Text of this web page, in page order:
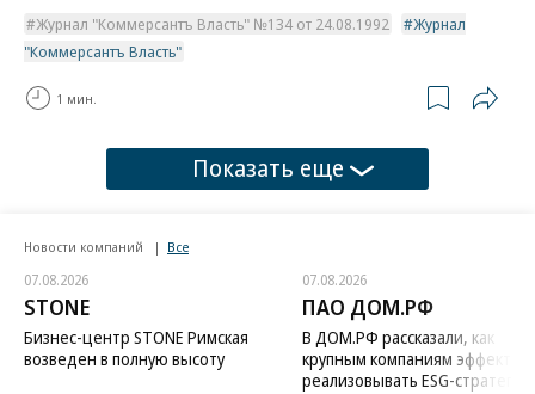
Журнал "Коммерсантъ Власть" №134 от 24.08.1992
Журнал
"Коммерсантъ Власть"
1 мин.
Показать еще
Новости компаний Все
07.08.2026
STONE
Бизнес-центр STONE Римская
возведен в полную высоту
07.08.2026
ПАО ДОМ.РФ
В ДОМ.РФ рассказали, как
крупным компаниям
реализовывать ESG-стратегию